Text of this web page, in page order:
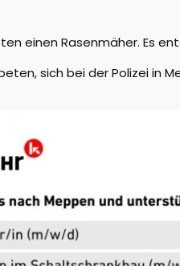
einen Rasenmäher. Es
sich bei der Polizei in